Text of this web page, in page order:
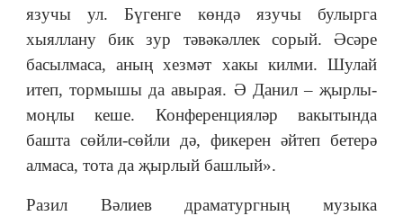
язучы ул. Бүгенге көндә язучы булырга
хыяллану бик зур тәвәкәллек сорый. Әсәре
басылмаса, аның хезмәт хакы килми. Шулай
итеп, тормышы да авырая. Ә Данил – җырлы-
моңлы кеше. Конференцияләр вакытында
башта сөйли-сөйли дә, фикерен әйтеп бетерә
алмаса, тота да җырлый башлый».
Разил Вәлиев драматургның музыка